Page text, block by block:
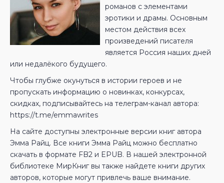
романов с элементами
эротики и драмы. Основным
местом действия всех
произведений писателя
является Россия наших дней
или недалёкого будущего.
Чтобы глубже окунуться в истории героев и не
пропускать информацию о новинках, конкурсах,
скидках, подписывайтесь на телеграм-канал автора:
https://t.me/emmawrites
На сайте доступны электронные версии книг автора
Эмма Райц. Все книги Эмма Райц можно бесплатно
скачать в формате FB2 и EPUB. В нашей электронной
библиотеке МирКниг вы также найдете книги других
авторов, которые могут привлечь ваше внимание.